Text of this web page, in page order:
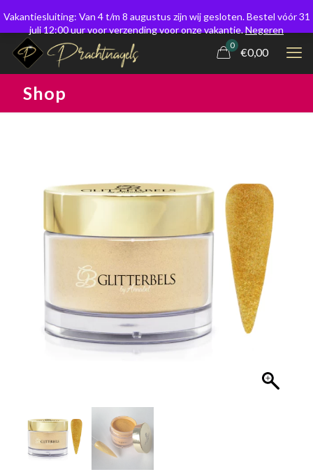
0
€0,00
Shop
Vakantiesluiting: Van 4 t/m 8 augustus zijn wij gesloten. Bestel vóór 31
juli 12:00 uur voor verzending voor onze vakantie.Negeren